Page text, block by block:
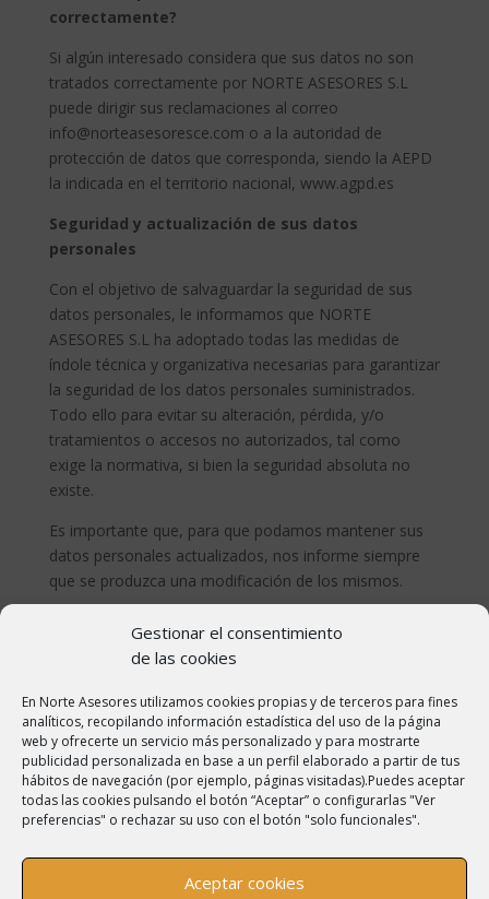
Gestionar el consentimiento
de las cookies
En Norte Asesores utilizamos cookies propias y de terceros para fines
analíticos, recopilando información estadística del uso de la página
web y ofrecerte un servicio más personalizado y para mostrarte
publicidad personalizada en base a un perfil elaborado a partir de tus
hábitos de navegación (por ejemplo, páginas visitadas).Puedes aceptar
todas las cookies pulsando el botón “Aceptar” o configurarlas "Ver
preferencias" o rechazar su uso con el botón "solo funcionales".
Aceptar cookies
correctamente?
Si algún interesado considera que sus datos no son
tratados correctamente por NORTE ASESORES S.L
puede dirigir sus reclamaciones al correo
info@norteasesoresce.com o a la autoridad de
protección de datos que corresponda, siendo la AEPD
la indicada en el territorio nacional, www.agpd.es
Seguridad y actualización de sus datos
personales
Con el objetivo de salvaguardar la seguridad de sus
datos personales, le informamos que NORTE
ASESORES S.L ha adoptado todas las medidas de
índole técnica y organizativa necesarias para garantizar
la seguridad de los datos personales suministrados.
Todo ello para evitar su alteración, pérdida, y/o
tratamientos o accesos no autorizados, tal como
exige la normativa, si bien la seguridad absoluta no
existe.
Es importante que, para que podamos mantener sus
datos personales actualizados, nos informe siempre
que se produzca una modificación de los mismos.
NORTE ASESORES S.L le informa que sus datos serán
todo el personal que intervenga en cualquiera de las
fases del tratamiento. No cederemos ni
comunicaremos a ningún tercero sus datos, excepto
en los casos legalmente previstos, o salvo que el
interesado nos hubiera autorizado expresamente.